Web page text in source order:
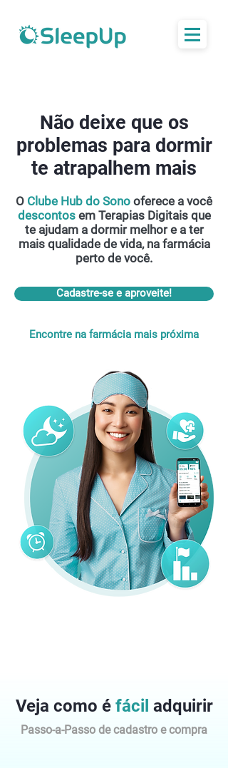
Não deixe que os
problemas para dormir
te atrapalhem mais
O Clube Hub do Sono oferece a você
descontos em Terapias Digitais que
te ajudam a dormir melhor e a ter
mais qualidade de vida, na farmácia
perto de você.
Cadastre-se e aproveite!
Encontre na farmácia mais próxima
Veja como é fácil adquirir
Passo-a-Passo de cadastro e compra